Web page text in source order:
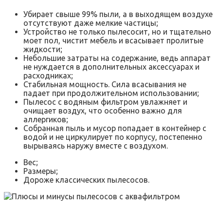
Убирает свыше 99% пыли, а в выходящем воздухе
отсутствуют даже мелкие частицы;
Устройство не только пылесосит, но и тщательно
моет пол, чистит мебель и всасывает пролитые
жидкости;
Небольшие затраты на содержание, ведь аппарат
не нуждается в дополнительных аксессуарах и
расходниках;
Стабильная мощность. Сила всасывания не
падает при продолжительном использовании;
Пылесос с водяным фильтром увлажняет и
очищает воздух, что особенно важно для
аллергиков;
Собранная пыль и мусор попадает в контейнер с
водой и не циркулирует по корпусу, постепенно
вырываясь наружу вместе с воздухом.
Вес;
Размеры;
Дороже классических пылесосов.